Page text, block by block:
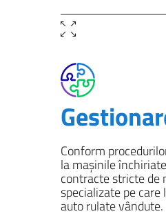
Conform
la mașinile
contracte stricte de
specializate pe
auto rulate vândute.